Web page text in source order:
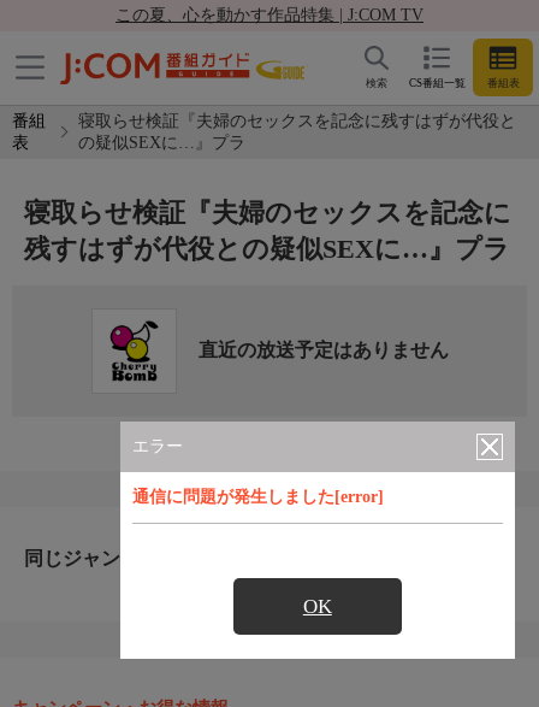
この夏、心を動かす作品特集 | J:COM TV
CS番組一覧 番組表
検索
番組
表
寝取らせ検証『夫婦のセックスを記念に残すはずが代役と
の疑似SEXに…』プラ
エラー
通信に問題が発生しました[error]
OK
寝取らせ検証『夫婦のセックスを記念に
残すはずが代役との疑似SEXに…』プラ
直近の放送予定はありません
同じジャンルのおすすめ番組